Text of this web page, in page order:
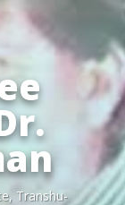
, Trans­hu­